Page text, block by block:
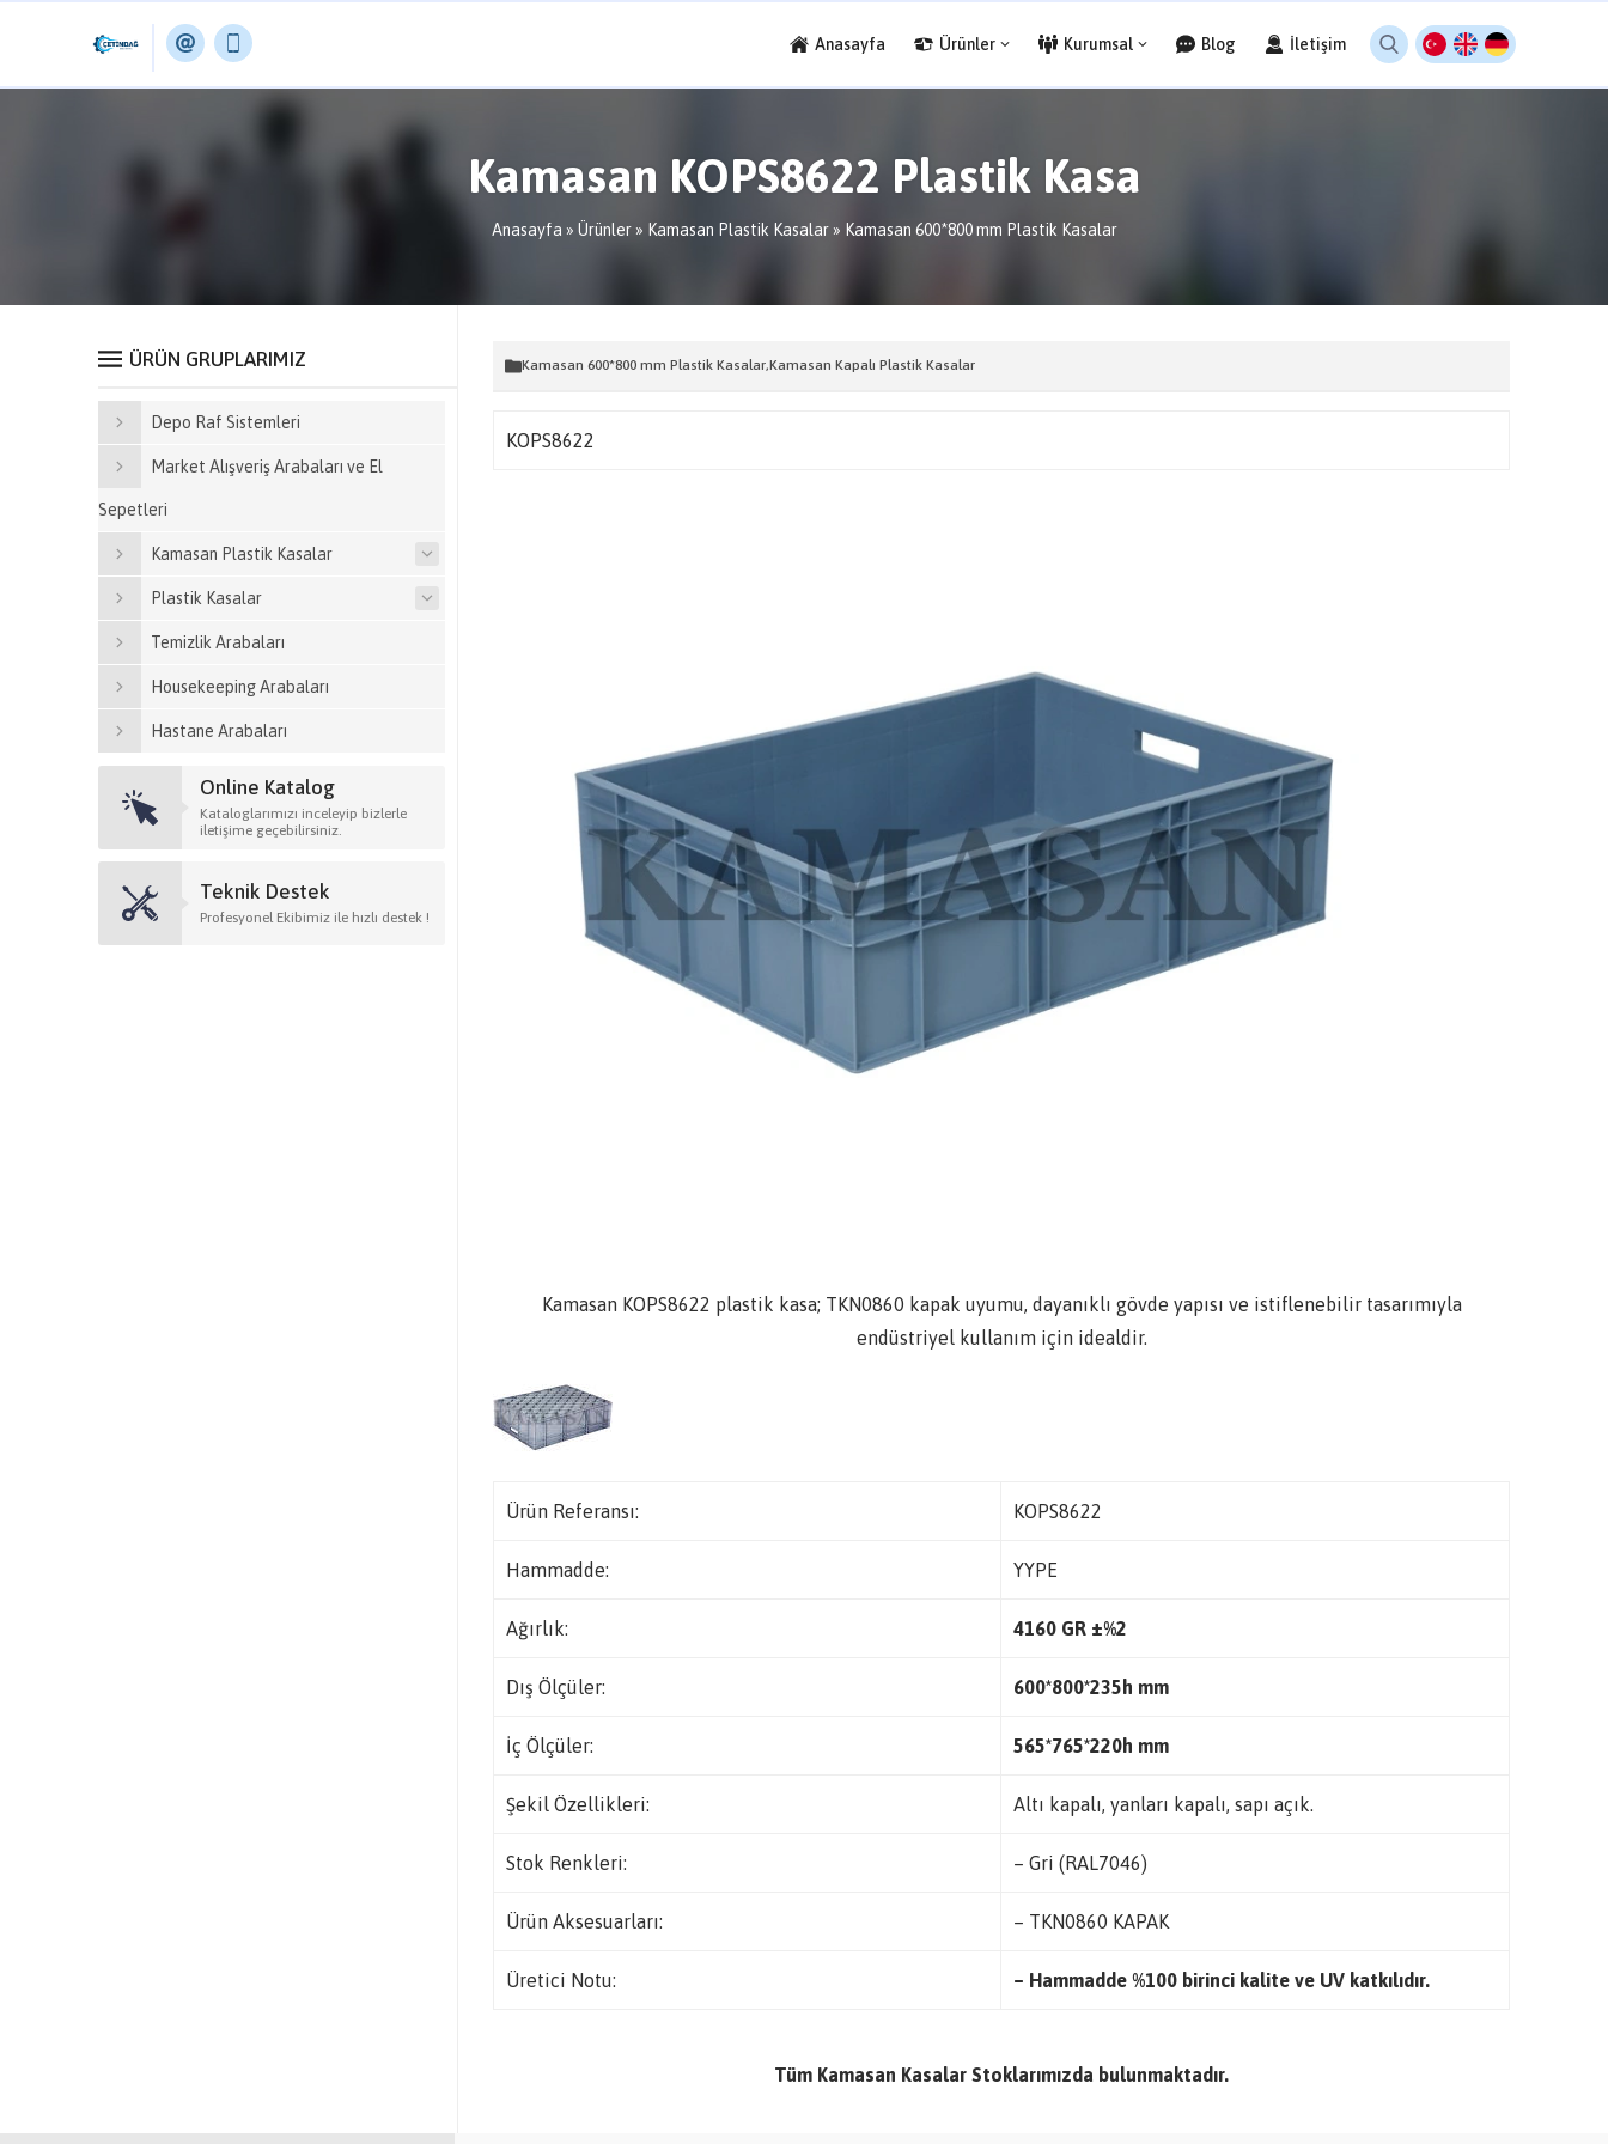
Anasayfa Ürünler Kurumsal Blog İletişim
Kamasan KOPS8622 Plastik Kasa
Anasayfa » Ürünler» Kamasan Plastik Kasalar» Kamasan 600*800 mm Plastik Kasalar
Kamasan 600*800 mm Plastik Kasalar,Kamasan Kapalı Plastik Kasalar
KOPS8622
Kamasan KOPS8622 plastik kasa; TKN0860 kapak uyumu, dayanıklı gövde yapısı ve istiflenebilir tasarımıyla
endüstriyel kullanım için idealdir.
Ürün Referansı: KOPS8622
Hammadde: YYPE
Ağırlık: 4160 GR ±%2
Dış Ölçüler: 600*800*235h mm
İç Ölçüler: 565*765*220h mm
Şekil Özellikleri: Altı kapalı, yanları kapalı, sapı açık.
Stok Renkleri: – Gri (RAL7046)
Ürün Aksesuarları: – TKN0860 KAPAK
Üretici Notu: – Hammadde %100 birinci kalite ve UV katkılıdır.
Tüm Kamasan Kasalar Stoklarımızda bulunmaktadır.
ÜRÜN GRUPLARIMIZ
Depo Raf Sistemleri
Market Alışveriş Arabaları ve El
Sepetleri
Kamasan Plastik Kasalar
Plastik Kasalar
Temizlik Arabaları
Housekeeping Arabaları
Hastane Arabaları
Online Katalog
Kataloglarımızı inceleyip bizlerle
iletişime geçebilirsiniz.
Teknik Destek
Profesyonel Ekibimiz ile hızlı destek !